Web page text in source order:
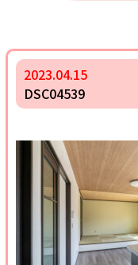
2023.04.15
DSC04539